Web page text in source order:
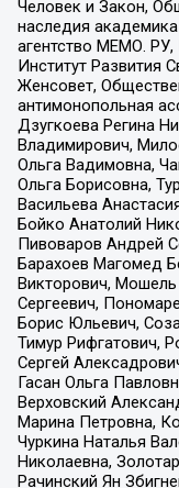
Человек и Закон,
наследия
агентство МЕМО. РУ,
Институт
Женсовет,
антимонопольная
Дзугкоева Регина
Владимирович,
Ольга Вадимовна,
Ольга Борисовна,
Васильева
Бойко Анатолий
Пивоваров Андрей
Барахоев Магомед
Викторович,
Сергеевич,
Борис Юльевич,
Тимур Рифгатович,
Сергей
Гасан Ольга
Верховский
Марина Петровна,
Чуркина Наталья
Николаевна,
Рачинский Ян